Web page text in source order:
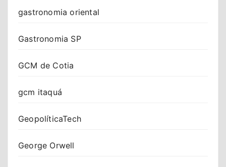
gastronomia oriental
Gastronomia SP
GCM de Cotia
gcm itaquá
GeopolíticaTech
George Orwell